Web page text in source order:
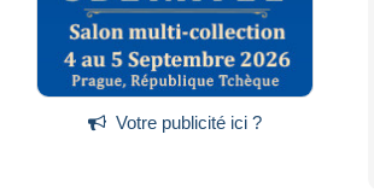
Votre publicité ici ?